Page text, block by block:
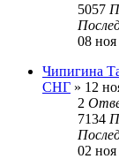
5057
08
Чипигина
СНГ » 12
2
7134
02